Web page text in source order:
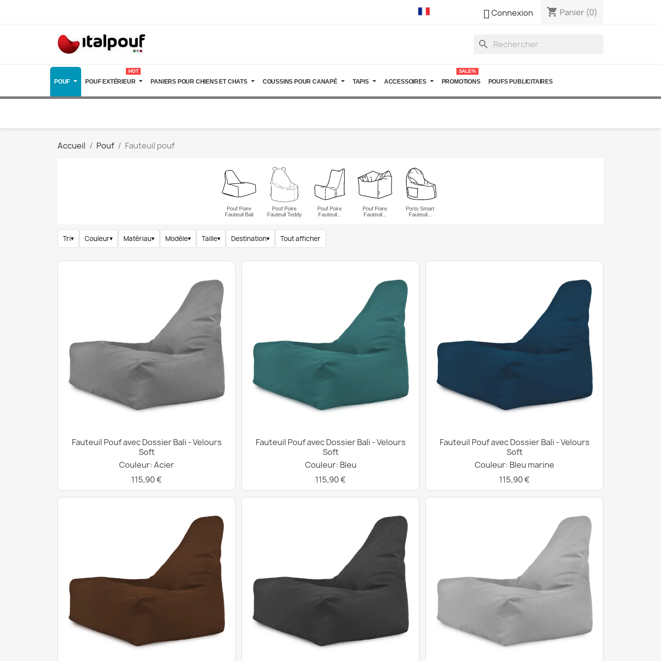
Connexion shopping_cart Panier (0)
search
POUF POUF EXTÉRIEUR
HOT
PANIERS POUR CHIENS ET CHATS COUSSINS POUR CANAPÉ TAPIS ACCESSOIRES PROMOTIONS
SALE%
POUFS PUBLICITAIRES
Accueil Pouf Fauteuil pouf
Pouf Poire
Fauteuil Bali
Pouf Poire
Fauteuil Teddy
Pouf Poire
Fauteuil...
Pouf Poire
Fauteuil...
Porto Smart
Fauteuil...
Tri▾ Couleur▾ Matériau▾ Modèle▾ Taille▾ Destination▾ Tout afficher
Fauteuil Pouf avec Dossier Bali - Velours
Soft
Couleur: Acier
115,90 €
Fauteuil Pouf avec Dossier Bali - Velours
Soft
Couleur: Bleu
115,90 €
Fauteuil Pouf avec Dossier Bali - Velours
Soft
Couleur: Bleu marine
115,90 €